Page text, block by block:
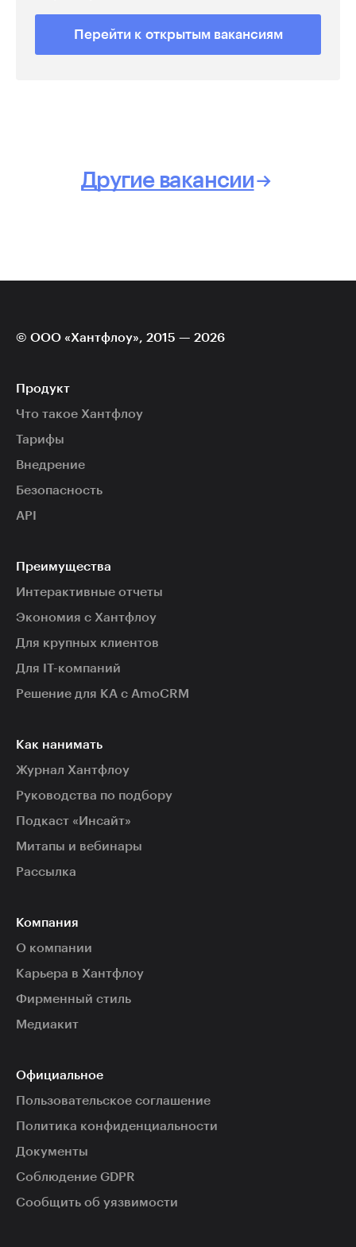
Перейти к открытым вакансиям
Другие вакансии
© ООО «Хантфлоу», 2015 — 2026
Продукт
Что такое Хантфлоу
Тарифы
Внедрение
Безопасность
API
Преимущества
Интерактивные отчеты
Экономия с Хантфлоу
Для крупных клиентов
Для IT-компаний
Решение для КА с AmoCRM
Как нанимать
Журнал Хантфлоу
Руководства по подбору
Подкаст «Инсайт»
Митапы и вебинары
Рассылка
Компания
О компании
Карьера в Хантфлоу
Фирменный стиль
Медиакит
Официальное
Пользовательское соглашение
Политика конфиденциальности
Документы
Соблюдение GDPR
Сообщить об уязвимости